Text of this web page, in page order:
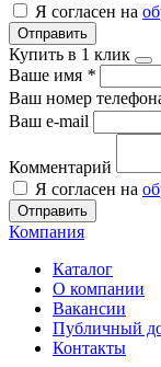
Я согласен на
Отправить
Купить в 1 клик
Ваше имя *
Ваш номер
Ваш e-mail
Комментарий
Я согласен на
Отправить
Компания
Каталог
О компании
Вакансии
Публичный
Контакты